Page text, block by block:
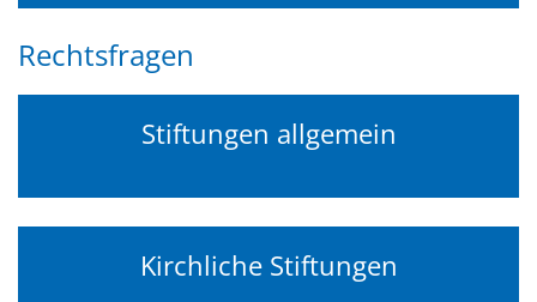
Rechtsfragen
Stiftungen allgemein
Kirchliche Stiftungen